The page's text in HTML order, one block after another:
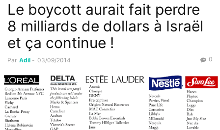
Le boycott aurait fait perdre
8 milliards de dollars à Israël
et ça continue !
Par Adil - 03/09/2014 0